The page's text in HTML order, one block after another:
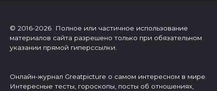
© 2016-2026 Полное или частичное использование
материалов сайта разрешено только при обязательном
указании прямой гиперссылки.
Онлайн-журнал Greatpicture о самом интересном в мире.
Интересные тесты, гороскопы, посты об отношениях,